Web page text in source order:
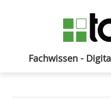
Fachwissen -